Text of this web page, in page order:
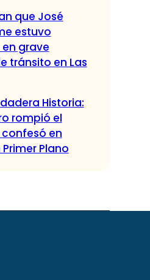
que José
estuvo
grave
tránsito en Las
Historia:
rompió el
confesó en
Plano